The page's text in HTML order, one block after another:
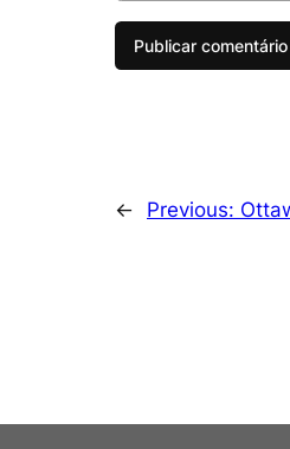
← Previous: